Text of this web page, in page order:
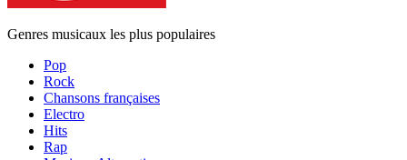
Genres musicaux les plus populaires
Pop
Rock
Chansons françaises
Electro
Hits
Rap